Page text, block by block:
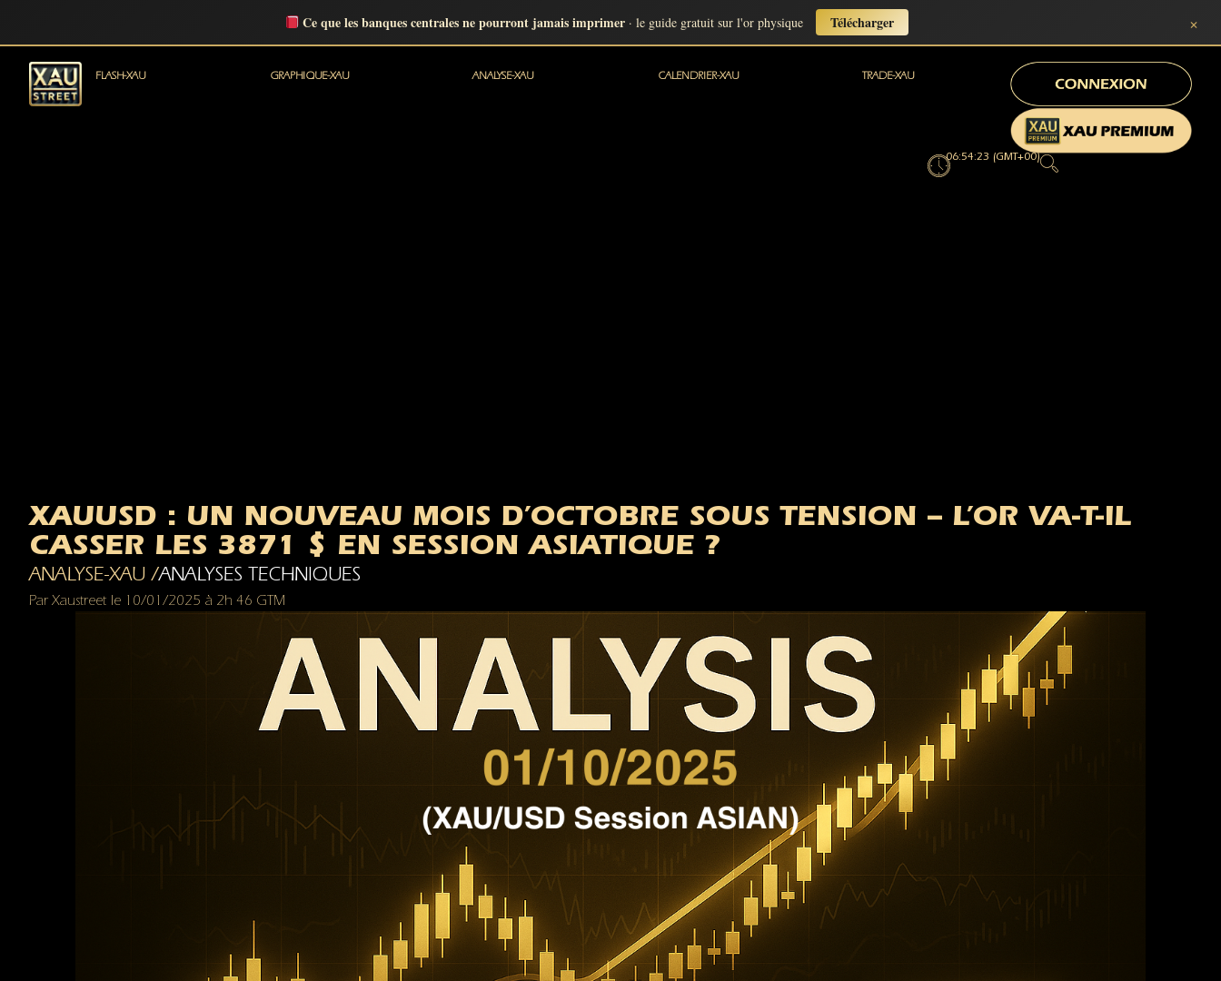
Ce que les banques centrales ne pourront jamais imprimer · le guide gratuit sur l'or physique Télécharger ×
FLASH-XAU GRAPHIQUE-XAU ANALYSE-XAU CALENDRIER-XAU TRADE-XAU
06:54:24 (GMT+00)
XAUUSD : UN NOUVEAU MOIS D’OCTOBRE SOUS TENSION – L’OR VA-T-IL
CASSER LES 3871 $ EN SESSION ASIATIQUE ?
ANALYSE-XAU /ANALYSES TECHNIQUES
Par Xaustreet le 10/01/2025 à 2h 46 GTM